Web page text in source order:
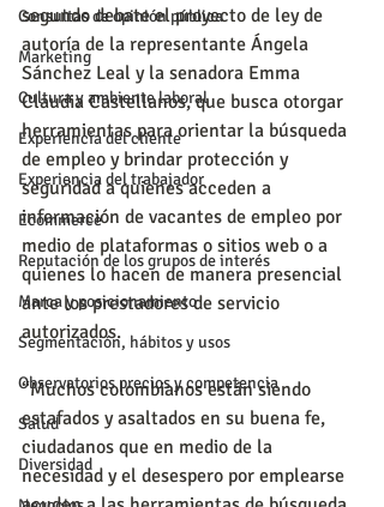
Consultas de opinión pública
Marketing
Cultura y ambiente laboral
Experiencia del cliente
Experiencia del trabajador
Ecommerce
Reputación de los grupos de interés
Marca y posicionamiento
Segmentación, hábitos y usos
Observatorios precios y competencia
Salud
Diversidad
segundo debate el proyecto de ley de
autoría de la representante Ángela
Sánchez Leal y la senadora Emma
Claudia Castellanos, que busca otorgar
herramientas para orientar la búsqueda
de empleo y brindar protección y
seguridad a quienes acceden a
información de vacantes de empleo por
medio de plataformas o sitios web o a
quienes lo hacen de manera presencial
ante los prestadores de servicio
autorizados.
“Muchos colombianos están siendo
estafados y asaltados en su buena fe,
ciudadanos que en medio de la
necesidad y el desespero por emplearse